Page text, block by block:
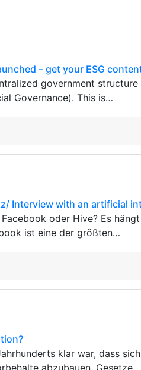
– get your ESG
government
Governance). This is…
Interview with an artificial
oder Hive? Es
ist eine der größten…
klar war, dass
abzubauen, Gesetze…